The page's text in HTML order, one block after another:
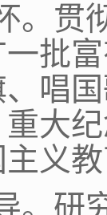
。贯
批
唱
大
义
。研